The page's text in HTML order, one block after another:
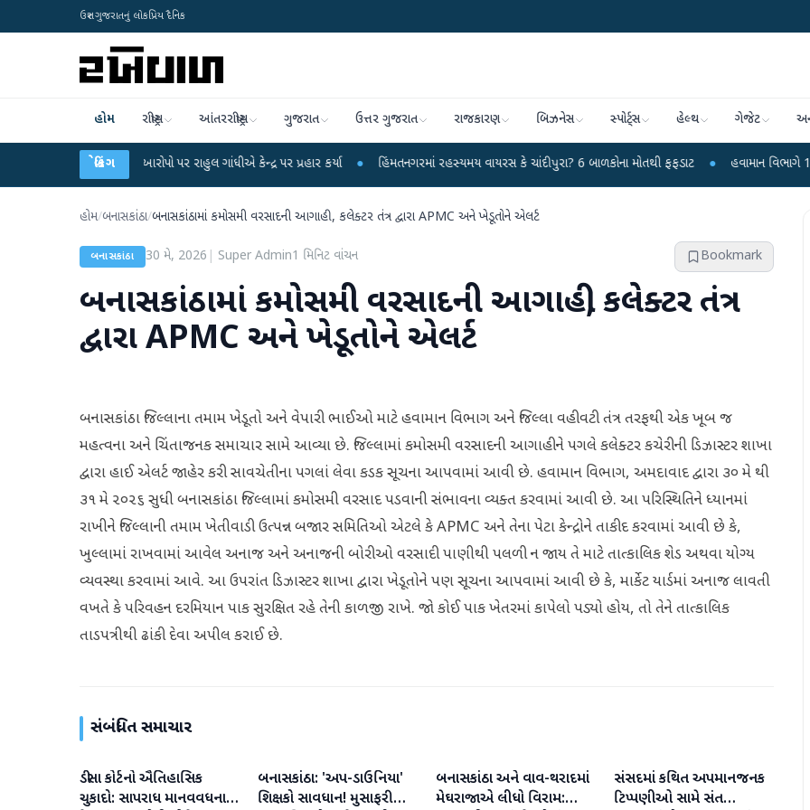
ઉત્તર ગુજરાતનું લોકપ્રિય દૈનિક
હોમ રાષ્ટ્રીય આંતરરાષ્ટ્રીય ગુજરાત ઉત્તર ગુજરાત રાજકારણ બિઝનેસ સ્પોર્ટ્સ હેલ્થ ગેજેટ
બ્રેકિંગ
લીકના આરોપો પર રાહુલ ગાંધીએ કેન્દ્ર પર પ્રહાર કર્યા ● હિંમતનગરમાં રહસ્યમય વાયરસ કે ચાંદીપુરા? 6 બાળકોના મોતથી ફફડાટ ● હવામાન વિભાગે 18 રાજ્યો માટે
હોમ/બનાસકાંઠા/બનાસકાંઠામાં કમોસમી વરસાદની આગાહી, કલેક્ટર તંત્ર દ્વારા APMC અને ખેડૂતોને એલર્ટ
બનાસકાંઠા 30 મે, 2026 Super Admin1 મિનિટ વાંચન Bookmark
બનાસકાંઠામાં કમોસમી વરસાદની આગાહી, કલેક્ટર તંત્ર
દ્વારા APMC અને ખેડૂતોને એલર્ટ
બનાસકાંઠા જિલ્લાના તમામ ખેડૂતો અને વેપારી ભાઈઓ માટે હવામાન વિભાગ અને જિલ્લા વહીવટી તંત્ર તરફથી એક ખૂબ જ
મહત્વના અને ચિંતાજનક સમાચાર સામે આવ્યા છે. જિલ્લામાં કમોસમી વરસાદની આગાહીને પગલે કલેક્ટર કચેરીની ડિઝાસ્ટર શાખા
દ્વારા હાઈ એલર્ટ જાહેર કરી સાવચેતીના પગલાં લેવા કડક સૂચના આપવામાં આવી છે. હવામાન વિભાગ, અમદાવાદ દ્વારા ૩૦ મે થી
૩૧ મે ૨૦૨૬ સુધી બનાસકાંઠા જિલ્લામાં કમોસમી વરસાદ પડવાની સંભાવના વ્યક્ત કરવામાં આવી છે. આ પરિસ્થિતિને ધ્યાનમાં
રાખીને જિલ્લાની તમામ ખેતીવાડી ઉત્પન્ન બજાર સમિતિઓ એટલે કે APMC અને તેના પેટા કેન્દ્રોને તાકીદ કરવામાં આવી છે કે,
ખુલ્લામાં રાખવામાં આવેલ અનાજ અને અનાજની બોરીઓ વરસાદી પાણીથી પલળી ન જાય તે માટે તાત્કાલિક શેડ અથવા યોગ્ય
વ્યવસ્થા કરવામાં આવે. આ ઉપરાંત ડિઝાસ્ટર શાખા દ્વારા ખેડૂતોને પણ સૂચના આપવામાં આવી છે કે, માર્કેટ યાર્ડમાં અનાજ લાવતી
વખતે કે પરિવહન દરમિયાન પાક સુરક્ષિત રહે તેની કાળજી રાખે. જો કોઈ પાક ખેતરમાં કાપેલો પડ્યો હોય, તો તેને તાત્કાલિક
તાડપત્રીથી ઢાંકી દેવા અપીલ કરાઈ છે.
સંબંધિત સમાચાર
બનાસકાંઠા
ડીસા કોર્ટનો ઐતિહાસિક
ચુકાદો: સાપરાધ માનવવધના
બનાસકાંઠા
બનાસકાંઠા: 'અપ-ડાઉનિયા'
શિક્ષકો સાવધાન! મુસાફરી
બનાસકાંઠા
બનાસકાંઠા અને વાવ-થરાદમાં
મેઘરાજાએ લીધો વિરામ:
બનાસકાંઠા
સંસદમાં કથિત અપમાનજનક
ટિપ્પણીઓ સામે સંત